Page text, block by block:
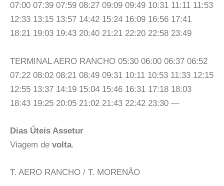
07:00 07:39 07:59 08:27 09:09 09:49 10:31 11:11 11:53
12:33 13:15 13:57 14:42 15:24 16:09 16:56 17:41
18:21 19:03 19:43 20:40 21:21 22:20 22:58 23:49
TERMINAL AERO RANCHO 05:30 06:00 06:37 06:52
07:22 08:02 08:21 08:49 09:31 10:11 10:53 11:33 12:15
12:55 13:37 14:19 15:04 15:46 16:31 17:18 18:03
18:43 19:25 20:05 21:02 21:43 22:42 23:30 —
Dias Úteis Assetur
Viagem de volta.
T. AERO RANCHO / T. MORENÃO